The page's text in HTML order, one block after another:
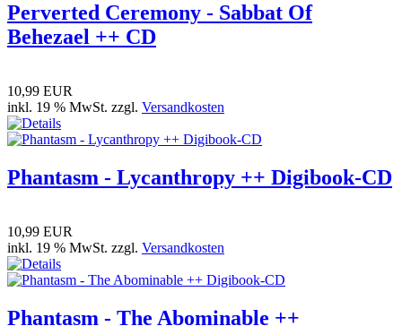
Perverted Ceremony - Sabbat Of
Behezael ++ CD
10,99 EUR
inkl. 19 % MwSt. zzgl. Versandkosten
Phantasm - Lycanthropy ++ Digibook-CD
10,99 EUR
inkl. 19 % MwSt. zzgl. Versandkosten
Phantasm - The Abominable ++